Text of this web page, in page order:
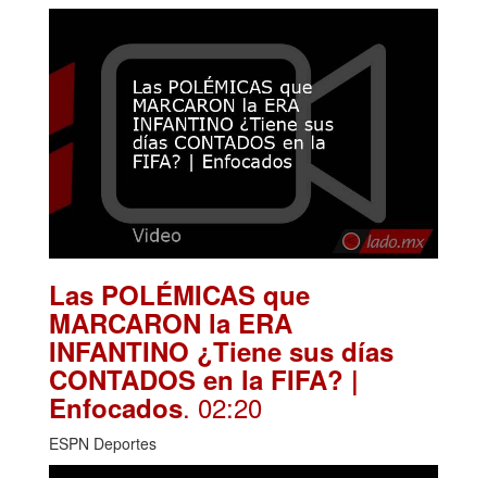
Las POLÉMICAS que
MARCARON la ERA
INFANTINO ¿Tiene sus días
CONTADOS en la FIFA? |
Enfocados. 02:20
ESPN Deportes